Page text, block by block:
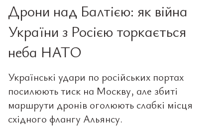
Дрони над Балтією: як війна
України з Росією торкається
неба НАТО
Українські удари по російських портах
посилюють тиск на Москву, але збиті
маршрути дронів оголюють слабкі місця
східного флангу Альянсу.